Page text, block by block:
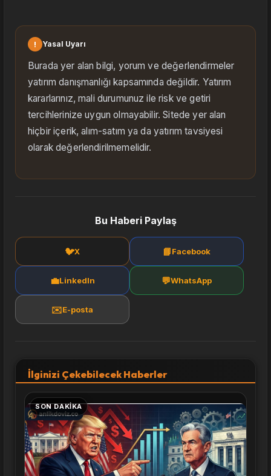
! Yasal Uyarı
Burada yer alan bilgi, yorum ve değerlendirmeler
yatırım danışmanlığı kapsamında değildir. Yatırım
kararlarınız, mali durumunuz ile risk ve getiri
tercihlerinize uygun olmayabilir. Sitede yer alan
hiçbir içerik, alım-satım ya da yatırım tavsiyesi
olarak değerlendirilmemelidir.
Bu Haberi Paylaş
🐦X 📘Facebook
💼LinkedIn 💬WhatsApp
✉️E-posta
İlginizi Çekebilecek Haberler
SON DAKIKA